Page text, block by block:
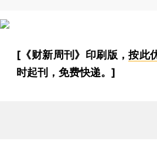
[《财新周刊》印刷版，按此
时起刊，免费快递。]